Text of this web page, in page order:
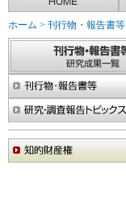
ホーム > 刊行物・報告書等